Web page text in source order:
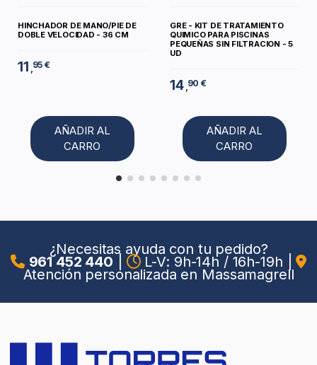
HINCHADOR DE MANO/PIE DE
DOBLE VELOCIDAD - 36 CM
11 ,95 €
AÑADIR AL
CARRO
GRE - KIT DE TRATAMIENTO
QUIMICO PARA PISCINAS
PEQUEÑAS SIN FILTRACION - 5
UD
14 ,90 €
AÑADIR AL
CARRO
¿Necesitas ayuda con tu pedido?
961 452 440 L-V: 9h-14h / 16h-19h
Atención personalizada en Massamagrell